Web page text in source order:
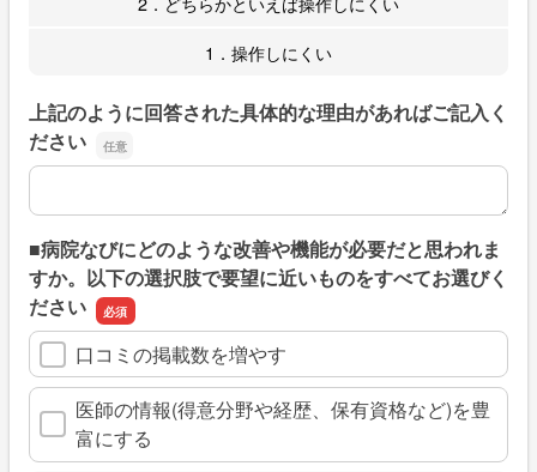
1．操作しにくい
上記のように回答された具体的な理由があればご記入く
ださい
上記のように回答された具体的な理由があればご記入くだ
■病院なびにどのような改善や機能が必要だと思われま
すか。以下の選択肢で要望に近いものをすべてお選びく
ださい
口コミの掲載数を増やす
医師の情報(得意分野や経歴、保有資格など)を豊
富にする